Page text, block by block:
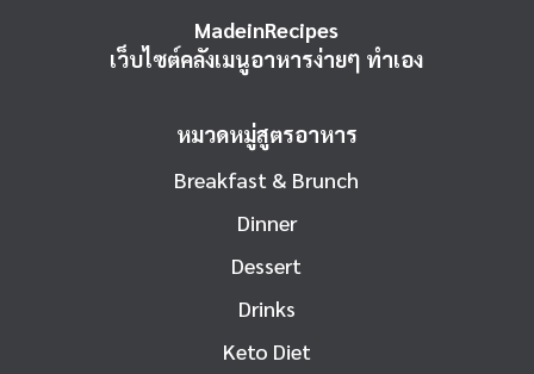
MadeinRecipes
เว็บไซต์คลังเมนูอาหารง่ายๆ ทำเอง
หมวดหมู่สูตรอาหาร
Breakfast & Brunch
Dinner
Dessert
Drinks
Keto Diet